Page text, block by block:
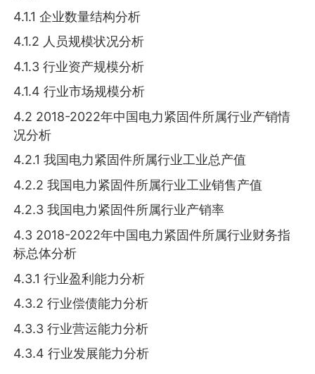
4.1.1 企业数量结构分析
4.1.2 人员规模状况分析
4.1.3 行业资产规模分析
4.1.4 行业市场规模分析
4.2 2018-2022年中国电力紧固件所属行业产销情
况分析
4.2.1 我国电力紧固件所属行业工业总产值
4.2.2 我国电力紧固件所属行业工业销售产值
4.2.3 我国电力紧固件所属行业产销率
4.3 2018-2022年中国电力紧固件所属行业财务指
标总体分析
4.3.1 行业盈利能力分析
4.3.2 行业偿债能力分析
4.3.3 行业营运能力分析
4.3.4 行业发展能力分析